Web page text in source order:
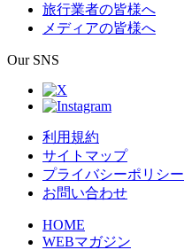
旅行業者の皆様へ
メディアの皆様へ
Our SNS
利用規約
サイトマップ
プライバシーポリシー
お問い合わせ
HOME
WEBマガジン